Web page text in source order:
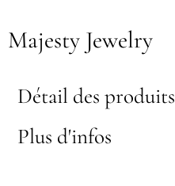
Majesty Jewelry
Détail des produits
Plus d'infos